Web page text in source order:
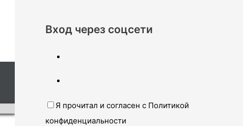
Вход через соцсети
Я прочитал и согласен с Политикой
конфиденциальности